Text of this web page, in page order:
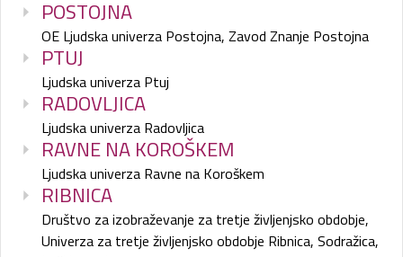
POSTOJNA
OE Ljudska univerza Postojna, Zavod Znanje Postojna
PTUJ
Ljudska univerza Ptuj
RADOVLJICA
Ljudska univerza Radovljica
RAVNE NA KOROŠKEM
Ljudska univerza Ravne na Koroškem
RIBNICA
Društvo za izobraževanje za tretje življenjsko obdobje,
Univerza za tretje življenjsko obdobje Ribnica, Sodražica,